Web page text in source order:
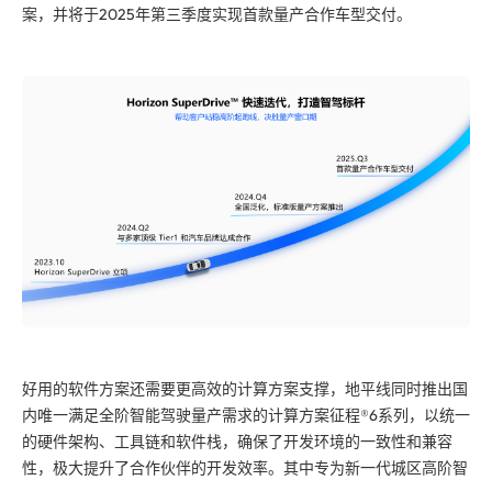
案，并将于2025年第三季度实现首款量产合作车型交付。
好用的软件方案还需要更高效的计算方案支撑，地平线同时推出国
内唯一满足全阶智能驾驶量产需求的计算方案征程®6系列，以统一
的硬件架构、工具链和软件栈，确保了开发环境的一致性和兼容
性，极大提升了合作伙伴的开发效率。其中专为新一代城区高阶智